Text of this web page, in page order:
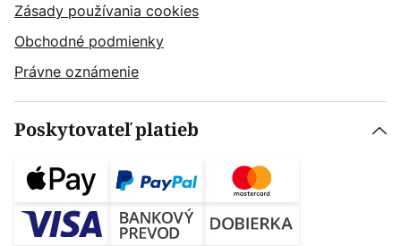
Zásady používania cookies
Obchodné podmienky
Právne oznámenie
Poskytovateľ platieb